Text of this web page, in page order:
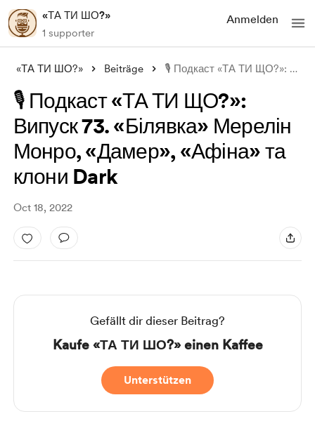
«ТА ТИ ШО?»
1 supporter
Anmelden
«ТА ТИ ШО?» Beiträge 🎙 Подкаст «ТА ТИ ЩО?»: Випуск 73. «Біля
🎙 Подкаст «ТА ТИ ЩО?»:
Випуск 73. «Білявка» Мерелін
Монро, «Дамер», «Афіна» та
клони Dark
Oct 18, 2022
Gefällt dir dieser Beitrag?
Kaufe «ТА ТИ ШО?» einen Kaffee
Unterstützen